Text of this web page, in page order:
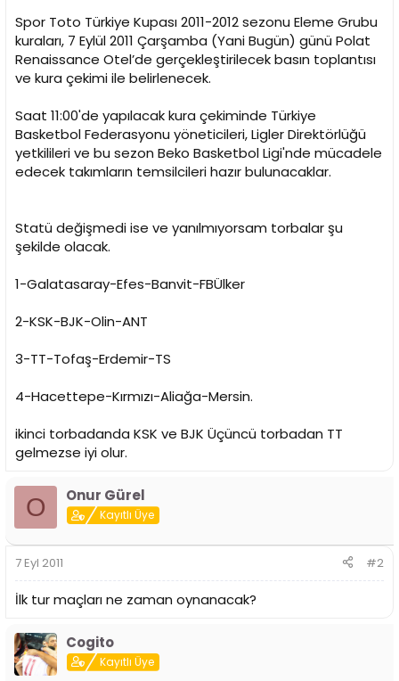
i
Spor Toto Türkiye Kupası 2011-2012 sezonu Eleme Grubu
kuraları, 7 Eylül 2011 Çarşamba (Yani Bugün) günü Polat
Renaissance Otel’de gerçekleştirilecek basın toplantısı
ve kura çekimi ile belirlenecek.
Saat 11:00'de yapılacak kura çekiminde Türkiye
Basketbol Federasyonu yöneticileri, Ligler Direktörlüğü
yetkilileri ve bu sezon Beko Basketbol Ligi'nde mücadele
edecek takımların temsilcileri hazır bulunacaklar.
Statü değişmedi ise ve yanılmıyorsam torbalar şu
şekilde olacak.
1-Galatasaray-Efes-Banvit-FBÜlker
2-KSK-BJK-Olin-ANT
3-TT-Tofaş-Erdemir-TS
4-Hacettepe-Kırmızı-Aliağa-Mersin.
ikinci torbadanda KSK ve BJK Üçüncü torbadan TT
gelmezse iyi olur.
O Onur Gürel
Kayıtlı Üye
7 Eyl 2011 #2
İlk tur maçları ne zaman oynanacak?
Cogito
Kayıtlı Üye